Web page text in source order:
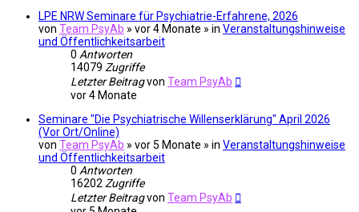
LPE NRW Seminare für Psychiatrie-Erfahrene, 2026
von Team PsyAb » vor 4 Monate » in Veranstaltungshinweise
und Öffentlichkeitsarbeit
0 Antworten
14079 Zugriffe
Letzter Beitragvon Team PsyAb
vor 4 Monate
Seminare "Die Psychiatrische Willenserklärung" April 2026
(Vor Ort/Online)
von Team PsyAb » vor 5 Monate » in Veranstaltungshinweise
und Öffentlichkeitsarbeit
0 Antworten
16202 Zugriffe
Letzter Beitragvon Team PsyAb